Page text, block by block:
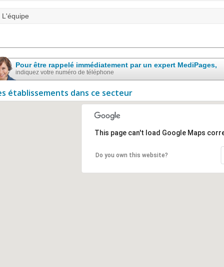
L'équipe
Pour être rappelé immédiatement par un expert MediPages,
indiquez votre numéro de téléphone
établissements dans ce secteur
This page can't load Google Maps
Do you own this website?